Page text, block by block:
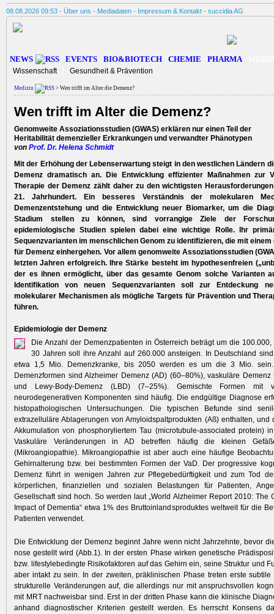
08.08.2026 09:53 - Über uns - Mediadaten - Impressum & Kontakt - succidia AG
NEWS EVENTS BIO&BIOTECH CHEMIE PHARMA
Wissenschaft Gesundheit & Prävention
Medizin > Wen trifft im Alter die Demenz?
Wen trifft im Alter die Demenz?
Genomweite Assoziationsstudien (GWAS) erklären nur einen Teil der
Heritabilität demenzieller Erkrankungen und verwandter Phänotypen
von Prof. Dr. Helena Schmidt
Mit der Erhöhung der Lebenserwartung steigt in den westlichen Ländern
Demenz dramatisch an. Die Entwicklung effizienter Maßnahmen zur
Therapie der Demenz zählt daher zu den wichtigsten
21. Jahrhundert. Ein besseres Verständnis der molekularen
Demenzentstehung und die Entwicklung neuer Biomarker, um die
Stadium stellen zu können, sind vorrangige Ziele der
epidemiologische Studien spielen dabei eine wichtige Rolle. Ihr
Sequenzvarianten im menschlichen Genom zu identifizieren, die mit
für Demenz einhergehen. Vor allem genomweite Assoziationsstudien
letzten Jahren erfolgreich. Ihre Stärke besteht im hypothesenfreien
der es ihnen ermöglicht, über das gesamte Genom solche Varianten
Identifikation von neuen Sequenzvarianten soll zur Entdeckung
molekularer Mechanismen als mögliche Targets für Prävention und
führen.
Epidemiologie der Demenz
Die Anzahl der Demenzpatienten in Österreich beträgt um die
30 Jahren soll ihre Anzahl auf 260.000 ansteigen. In Deutschland
etwa 1,5 Mio. Demenzkranke, bis 2050 werden es um die 3 Mio.
Demenzformen sind Alzheimer Demenz (AD) (60–80%), vaskuläre Demenz
und Lewy-Body-Demenz (LBD) (7–25%). Gemischte Formen mit
neurodegenerativen Komponenten sind häufig. Die endgültige Diagnose
histopathologischen Untersuchungen. Die typischen Befunde sind
extrazelluläre Ablagerungen von Amyloidspaltprodukten (Aß) enthalten, und
Akkumulation von phosphoryliertem Tau (microtubule-associated protein)
Vaskuläre Veränderungen in AD betreffen häufig die kleinen
(Mikroangiopathie). Mikroangiopathie ist aber auch eine häufige
Gehirnalterung bzw. bei bestimmten Formen der VaD. Der progressive
Demenz führt in wenigen Jahren zur Pflege­bedürftigkeit und zum Tod
körperlichen, finanziellen und sozialen Belas­tungen für Patienten,
Gesellschaft sind hoch. So werden laut „World Alzheimer Report 2010: The
Impact of Dementia“ etwa 1% des Bruttoinlandsproduktes weltweit für die
Patienten verwendet.
Die Entwicklung der Demenz beginnt Jahre wenn nicht Jahrzehnte, bevor
nose gestellt wird (Abb.1). In der ersten Phase wirken genetische
bzw. lifestylebedingte Risikofaktoren auf das Gehirn ein, seine Struktur und
aber intakt zu sein. In der zweiten, präklinischen Phase treten erste subtile
strukturelle Veränderungen auf, die allerdings nur mit anspruchsvollen
mit MRT nachweisbar sind. Erst in der dritten Phase kann die klinische
anhand diagnostischer Kriterien gestellt werden. Es herrscht Konsens